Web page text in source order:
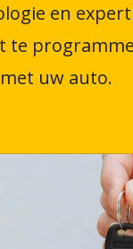
en
te
uw auto.